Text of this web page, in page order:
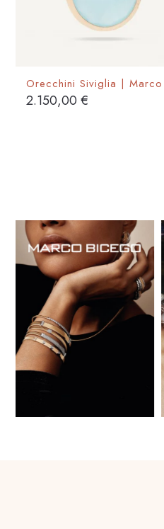
Orecchini Siviglia |
2.150,00€